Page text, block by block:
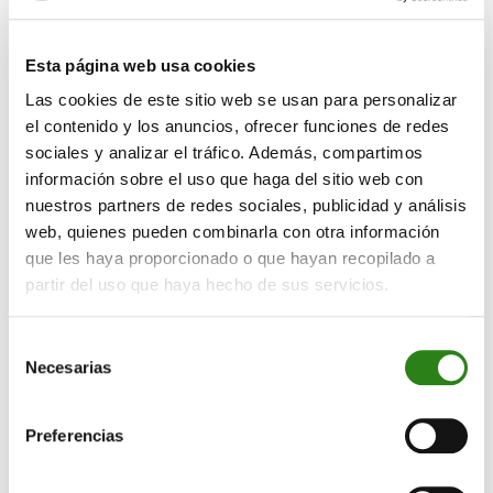
Esta página web usa cookies
Las cookies de este sitio web se usan para personalizar
el contenido y los anuncios, ofrecer funciones de redes
sociales y analizar el tráfico. Además, compartimos
información sobre el uso que haga del sitio web con
nuestros partners de redes sociales, publicidad y análisis
web, quienes pueden combinarla con otra información
que les haya proporcionado o que hayan recopilado a
partir del uso que haya hecho de sus servicios.
Necesarias
Preferencias
capital de CA Life, Mutua General de Cataluña será
pendiente de la obtención de las autorizaciones de la
Dirección General de Seguros y Fondos de Pensiones
(DGSFP) y de la Autoritat Financera Andorrana (AFA).
Sobre CA Life Insurance Experts
CA Life Insurance Experts, creada en 2013, es una
compañía española especializada en seguros de vida
desarrollo de su negocio, y en ofrecer un servicio
amplia oferta de productos innovadores, cuyo
necesidades reales de los clientes. En ahorro dispone